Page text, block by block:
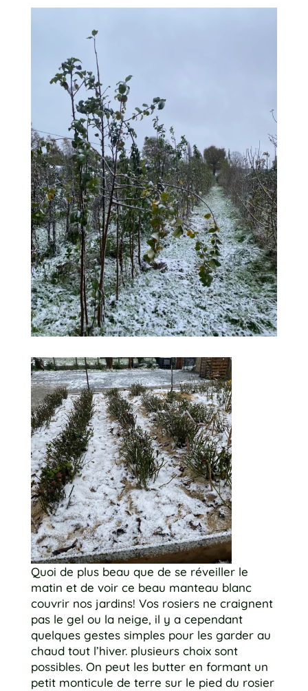
Quoi de plus beau que de se réveiller le
matin et de voir ce beau manteau blanc
couvrir nos jardins! Vos rosiers ne craignent
pas le gel ou la neige, il y a cependant
quelques gestes simples pour les garder au
chaud tout l’hiver. plusieurs choix sont
possibles. On peut les butter en formant un
petit monticule de terre sur le pied du rosier